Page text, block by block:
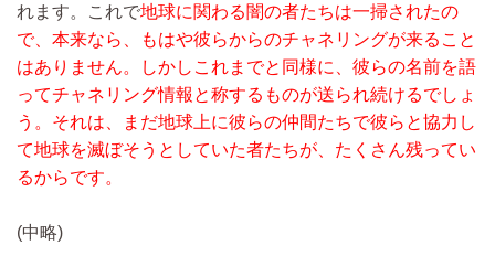
れます。これで地球に関わる闇の者たちは一掃されたの
で、本来なら、もはや彼らからのチャネリングが来ること
はありません。しかしこれまでと同様に、彼らの名前を語
ってチャネリング情報と称するものが送られ続けるでしょ
う。それは、まだ地球上に彼らの仲間たちで彼らと協力し
て地球を滅ぼそうとしていた者たちが、たくさん残ってい
るからです。
(中略)